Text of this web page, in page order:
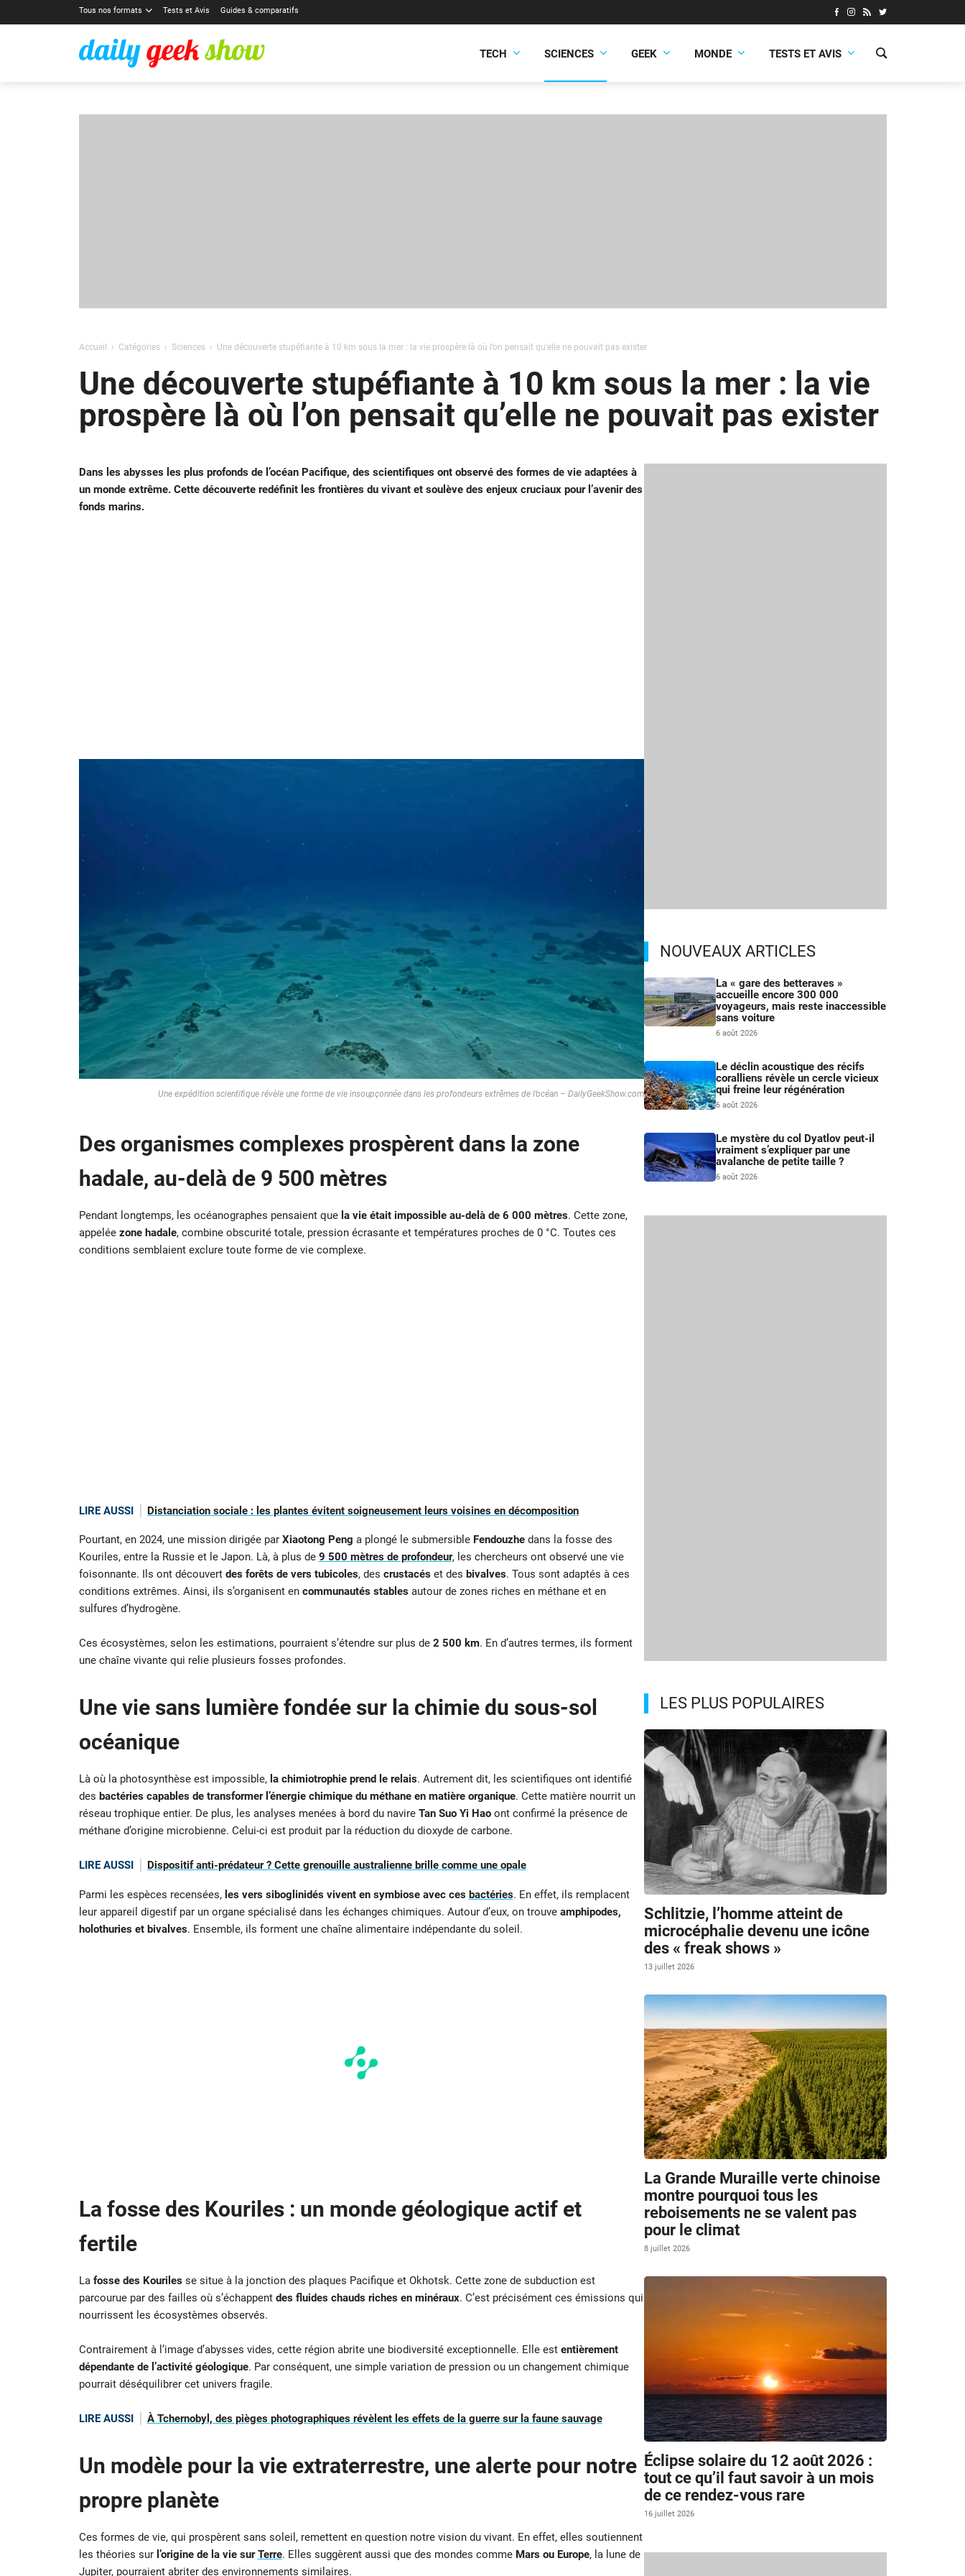
Tous nos formats Tests et Avis Guides & comparatifs
TECH SCIENCES GEEK MONDE TESTS ET AVIS
Accueil Catégories Sciences Une découverte stupéfiante à 10 km sous la mer : la vie prospère là où l’on pensait qu’elle ne pouvait pas exister
Une découverte stupéfiante à 10 km sous la mer : la vie
prospère là où l’on pensait qu’elle ne pouvait pas exister
Dans les abysses les plus profonds de l’océan Pacifique, des scientifiques ont observé des formes de vie adaptées à
un monde extrême. Cette découverte redéfinit les frontières du vivant et soulève des enjeux cruciaux pour l’avenir des
fonds marins.
Une expédition scientifique révèle une forme de vie insoupçonnée dans les profondeurs extrêmes de l’océan – DailyGeekShow.com
Des organismes complexes prospèrent dans la zone
hadale, au-delà de 9 500 mètres
Pendant longtemps, les océanographes pensaient que la vie était impossible au-delà de 6 000 mètres. Cette zone,
appelée zone hadale, combine obscurité totale, pression écrasante et températures proches de 0 °C. Toutes ces
conditions semblaient exclure toute forme de vie complexe.
LIRE AUSSI Distanciation sociale : les plantes évitent soigneusement leurs voisines en décomposition
Pourtant, en 2024, une mission dirigée par Xiaotong Peng a plongé le submersible Fendouzhedans la fosse des
Kouriles, entre la Russie et le Japon. Là, à plus de 9 500 mètres de profondeur, les chercheurs ont observé une vie
foisonnante. Ils ont découvert des forêts de vers tubicoles, des crustacéset des bivalves. Tous sont adaptés à ces
conditions extrêmes. Ainsi, ils s’organisent en communautés stablesautour de zones riches en méthane et en
sulfures d’hydrogène.
Ces écosystèmes, selon les estimations, pourraient s’étendre sur plus de 2 500 km. En d’autres termes, ils forment
une chaîne vivante qui relie plusieurs fosses profondes.
Une vie sans lumière fondée sur la chimie du sous-sol
océanique
Là où la photosynthèse est impossible, la chimiotrophie prend le relais. Autrement dit, les scientifiques ont identifié
des bactéries capables de transformer l’énergie chimique du méthane en matière organique. Cette matière nourrit un
réseau trophique entier. De plus, les analyses menées à bord du navire Tan Suo Yi Haoont confirmé la présence de
méthane d’origine microbienne. Celui-ci est produit par la réduction du dioxyde de carbone.
LIRE AUSSI Dispositif anti-prédateur ? Cette grenouille australienne brille comme une opale
Parmi les espèces recensées, les vers siboglinidés vivent en symbiose avec ces bactéries. En effet, ils remplacent
leur appareil digestif par un organe spécialisé dans les échanges chimiques. Autour d’eux, on trouve amphipodes,
holothuries et bivalves. Ensemble, ils forment une chaîne alimentaire indépendante du soleil.
La fosse des Kouriles : un monde géologique actif et
fertile
La fosse des Kourilesse situe à la jonction des plaques Pacifique et Okhotsk. Cette zone de subduction est
parcourue par des failles où s’échappent des fluides chauds riches en minéraux. C’est précisément ces émissions qui
nourrissent les écosystèmes observés.
Contrairement à l’image d’abysses vides, cette région abrite une biodiversité exceptionnelle. Elle est entièrement
dépendante de l’activité géologique. Par conséquent, une simple variation de pression ou un changement chimique
pourrait déséquilibrer cet univers fragile.
LIRE AUSSI À Tchernobyl, des pièges photographiques révèlent les effets de la guerre sur la faune sauvage
Un modèle pour la vie extraterrestre, une alerte pour notre
propre planète
Ces formes de vie, qui prospèrent sans soleil, remettent en question notre vision du vivant. En effet, elles soutiennent
les théories sur l’origine de la vie surTerre. Elles suggèrent aussi que des mondes comme Mars ou Europe, la lune de
Jupiter, pourraient abriter des environnements similaires.
NOUVEAUX ARTICLES
La « gare des betteraves »
accueille encore 300 000
voyageurs, mais reste inaccessible
sans voiture
6 août 2026
Le déclin acoustique des récifs
coralliens révèle un cercle vicieux
qui freine leur régénération
6 août 2026
Le mystère du col Dyatlov peut-il
vraiment s’expliquer par une
avalanche de petite taille ?
6 août 2026
LES PLUS POPULAIRES
Schlitzie, l’homme atteint de
microcéphalie devenu une icône
des « freak shows »
13 juillet 2026
La Grande Muraille verte chinoise
montre pourquoi tous les
reboisements ne se valent pas
pour le climat
8 juillet 2026
Éclipse solaire du 12 août 2026 :
tout ce qu’il faut savoir à un mois
de ce rendez-vous rare
16 juillet 2026